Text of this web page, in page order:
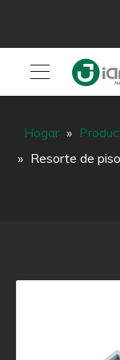
Hogar »
» Resorte de